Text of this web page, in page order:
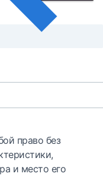
право без
и место его